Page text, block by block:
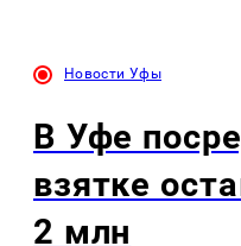
Новости Уфы
В Уфе
взятке
2 млн